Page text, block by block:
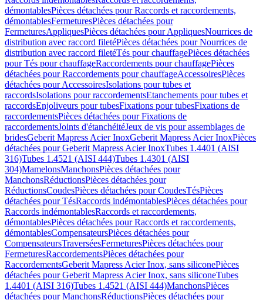
démontablesPièces détachées pour Raccords et raccordements,
démontablesFermeturesPièces détachées pour
FermeturesAppliquesPièces détachées pour AppliquesNourrices de
distribution avec raccord filetéPièces détachées pour Nourrices de
distribution avec raccord filetéTés pour chauffagePièces détachées
pour Tés pour chauffageRaccordements pour chauffagePièces
détachées pour Raccordements pour chauffageAccessoiresPièces
détachées pour AccessoiresIsolations pour tubes et
raccordsIsolations pour raccordementsEtanchements pour tubes et
raccordsEnjoliveurs pour tubesFixations pour tubesFixations de
raccordementsPièces détachées pour Fixations de
raccordementsJoints d'étanchéitéJeux de vis pour assemblages de
bridesGeberit Mapress Acier InoxGeberit Mapress Acier InoxPièces
détachées pour Geberit Mapress Acier InoxTubes 1.4401 (AISI
316)Tubes 1.4521 (AISI 444)Tubes 1.4301 (AISI
304)MamelonsManchonsPièces détachées pour
ManchonsRéductionsPièces détachées pour
RéductionsCoudesPièces détachées pour CoudesTésPièces
détachées pour TésRaccords indémontablesPièces détachées pour
Raccords indémontablesRaccords et raccordements,
démontablesPièces détachées pour Raccords et raccordements,
démontablesCompensateursPièces détachées pour
CompensateursTraverséesFermeturesPièces détachées pour
FermeturesRaccordementsPièces détachées pour
RaccordementsGeberit Mapress Acier Inox, sans siliconePièces
détachées pour Geberit Mapress Acier Inox, sans siliconeTubes
1.4401 (AISI 316)Tubes 1.4521 (AISI 444)ManchonsPièces
détachées pour ManchonsRéductionsPièces détachées pour